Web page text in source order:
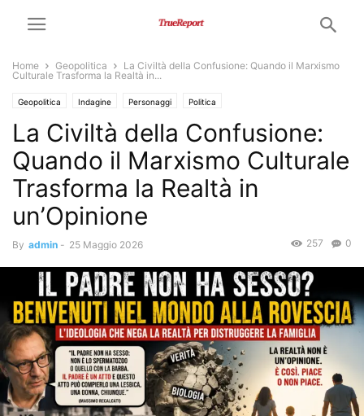
Home Geopolitica
La Civiltà della Confusione: Quando il Marxismo
Culturale Trasforma la Realtà in...
Geopolitica Indagine Personaggi Politica
La Civiltà della Confusione:
Quando il Marxismo Culturale
Trasforma la Realtà in
un’Opinione
By admin - 25 Maggio 2026 0
257